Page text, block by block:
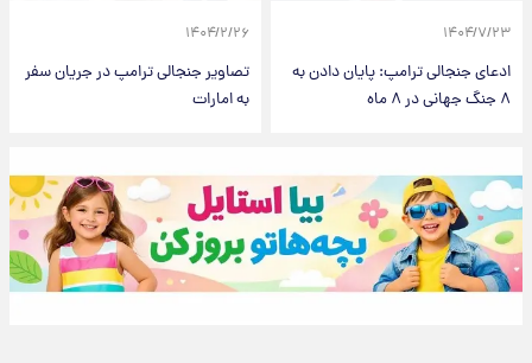
۱۴۰۴/۷/۲۳
ادعای جنجالی ترامپ: پایان دادن به
۸ جنگ جهانی در ۸ ماه
۱۴۰۴/۲/۲۶
تصاویر جنجالی ترامپ در جریان سفر
به امارات